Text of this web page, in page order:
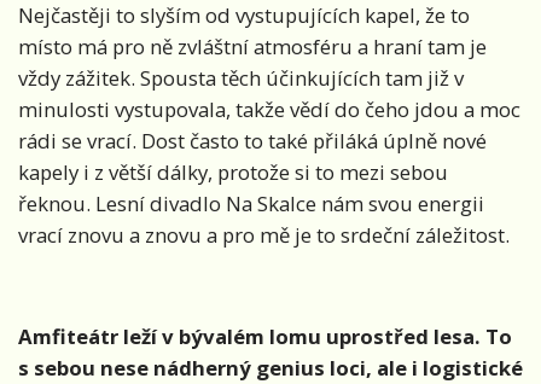
Nejčastěji to slyším od vystupujících kapel, že to
místo má pro ně zvláštní atmosféru a hraní tam je
vždy zážitek. Spousta těch účinkujících tam již v
minulosti vystupovala, takže vědí do čeho jdou a moc
rádi se vrací. Dost často to také přiláká úplně nové
kapely i z větší dálky, protože si to mezi sebou
řeknou. Lesní divadlo Na Skalce nám svou energii
vrací znovu a znovu a pro mě je to srdeční záležitost.
Amfiteátr leží v bývalém lomu uprostřed lesa. To
s sebou nese nádherný genius loci, ale i logistické